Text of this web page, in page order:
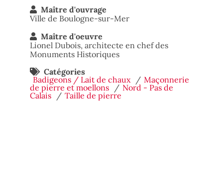
Maître d'ouvrage
Ville de Boulogne-sur-Mer
Maître d'oeuvre
Lionel Dubois, architecte en chef des
Monuments Historiques
Catégories
Badigeons / Lait de chaux
Maçonnerie
de pierre et moellons
Nord - Pas de
Calais
Taille de pierre